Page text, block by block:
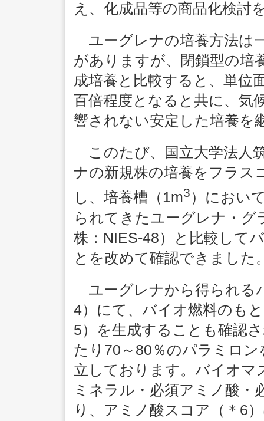
え、化成品等の商品化検討
ユーグレナの培養方法は
がありますが、閉鎖型の培
成培養と比較すると、単位
百倍程度となると共に、気
響されない安定した培養を
このたび、国立大学法人
ナの新規株の培養をフラス
し、培養槽（1m3 ）におい
られてきたユーグレナ・グ
株：NIES-48）と比較して
とを改めて確認できました
ユーグレナから得られる
4）にて、バイオ燃料のも
5）を生成することも確認
たり70～80％のパラミロ
立しております。バイオマ
ミネラル・必須アミノ酸・
り、アミノ酸スコア（＊6